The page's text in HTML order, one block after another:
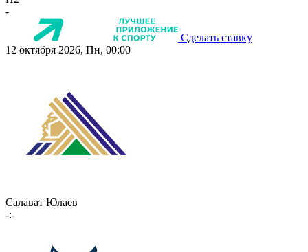
-
Сделать ставку
12 октября 2026, Пн, 00:00
Салават Юлаев
-:-